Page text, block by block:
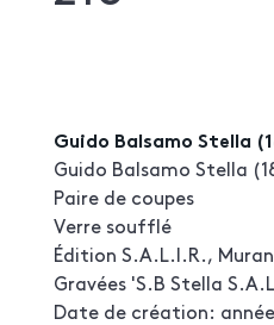
Guido Balsamo Stella
Guido Balsamo Stella
Paire de coupes
Verre soufflé
Édition S.A.L.I.R.,
Gravées 'S.B Stella
Date de création: